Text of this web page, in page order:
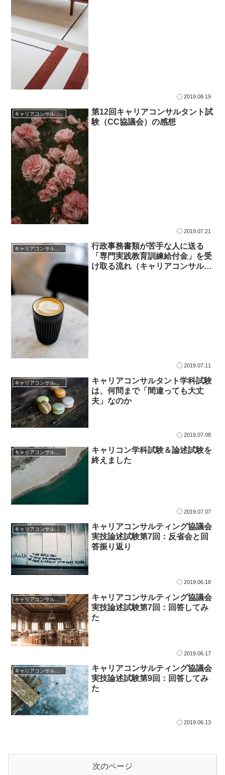
2019.08.19
キャリアコンサルタント試験対策
第12回キャリアコンサルタント試
験（CC協議会）の感想
2019.07.21
キャリアコンサルタント
行政事務書類が苦手な人に送る
「専門実践教育訓練給付金」を受
け取る流れ（キャリアコンサルタ
2019.07.11
キャリアコンサルタント試験対策
キャリアコンサルタント学科試験
は、何問まで「間違っても大丈
夫」なのか
2019.07.08
キャリアコンサルタント試験対策
キャリコン学科試験＆論述試験を
終えました
2019.07.07
キャリアコンサルタント試験対策
キャリアコンサルティング協議会
実技論述試験第7回：反省会と回
答振り返り
2019.06.18
キャリアコンサルタント試験対策
キャリアコンサルティング協議会
実技論述試験第7回：回答してみ
た
2019.06.17
キャリアコンサルタント試験対策
キャリアコンサルティング協議会
実技論述試験第9回：回答してみ
た
2019.06.13
次のページ